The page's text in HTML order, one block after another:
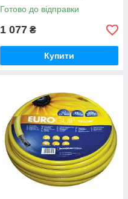
Готово до відправки
1 077 ₴
Купити